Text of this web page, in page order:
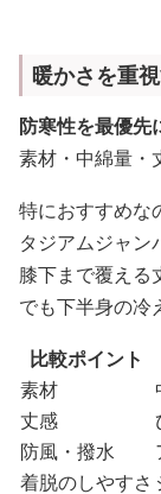
暖かさを重
防寒性を最優先
素材・中綿量・
特におすすめな
タジアムジャン
膝下まで覆える
でも下半身の冷
比較ポイント
素材
丈感
防風・撥水
着脱のしやすさ